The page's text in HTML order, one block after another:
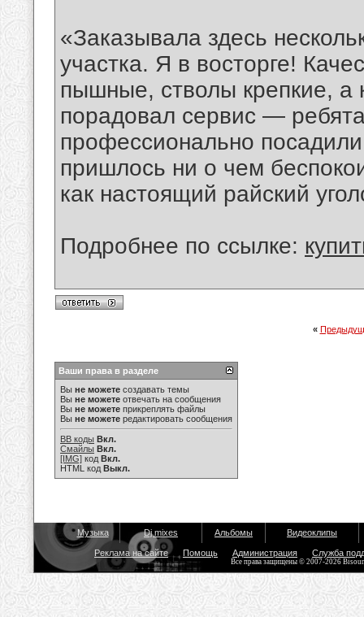
«Заказывала здесь
участка. Я в восторге!
пышные, стволы крепкие, а
порадовал сервис —
профессионально
пришлось ни о чем
как настоящий райский
Подробнее по ссылке:
«
Ваши права в разделе
Вы не можете создавать темы
Вы не можете отвечать на сообщения
Вы не можете прикреплять файлы
Вы не можете редактировать сообщения
BB коды Вкл.
Смайлы Вкл.
[IMG] код Вкл.
HTML код Выкл.
Музыка Dj mixes Альбомы Видеоклипы
Реклама на сайте Помощь Администрация Служба
Все права защищены © 2007-2026